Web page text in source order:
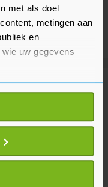
met als doel
metingen aan
en
uw gegevens
geografische
kan zijn
het actief te
(fingerprinting)
gegevens worden